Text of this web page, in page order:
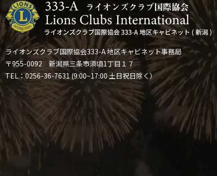
ライオンズクラブ国際協会333-A 地区キャビネット事務局
〒955-0092 新潟県三条市須頃1丁目１７
TEL：0256-36-7631 (9:00~17:00 土日祝日除く）